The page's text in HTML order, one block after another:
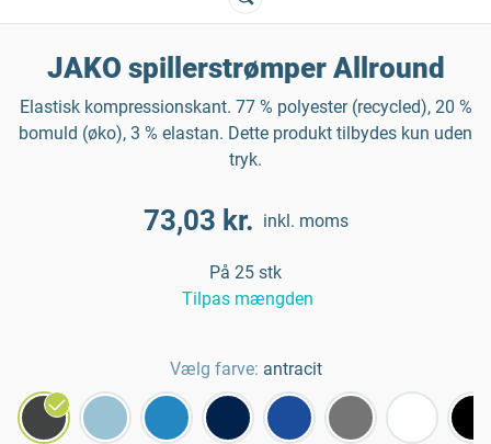
JAKO spillerstrømper Allround
Elastisk kompressionskant. 77 % polyester (recycled), 20 %
bomuld (øko), 3 % elastan. Dette produkt tilbydes kun uden
tryk.
73,03 kr. inkl. moms
På 25 stk
Tilpas mængden
Vælg farve: antracit